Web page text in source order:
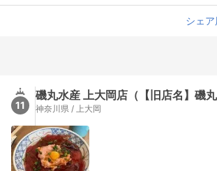
シェ
11
磯丸水産 上大岡店（【旧店名】磯丸
神奈川県 / 上大岡